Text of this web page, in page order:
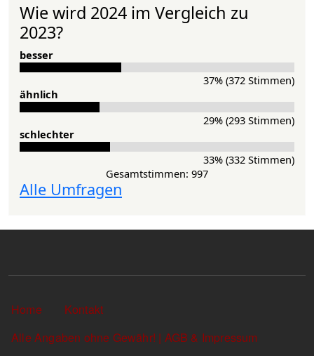
Wie wird 2024 im Vergleich zu
2023?
besser
37% (372 Stimmen)
ähnlich
29% (293 Stimmen)
schlechter
33% (332 Stimmen)
Gesamtstimmen: 997
Alle Umfragen
Sekundärlinks
Home
Kontakt
Alle Angaben ohne Gewähr! | AGB & Impressum